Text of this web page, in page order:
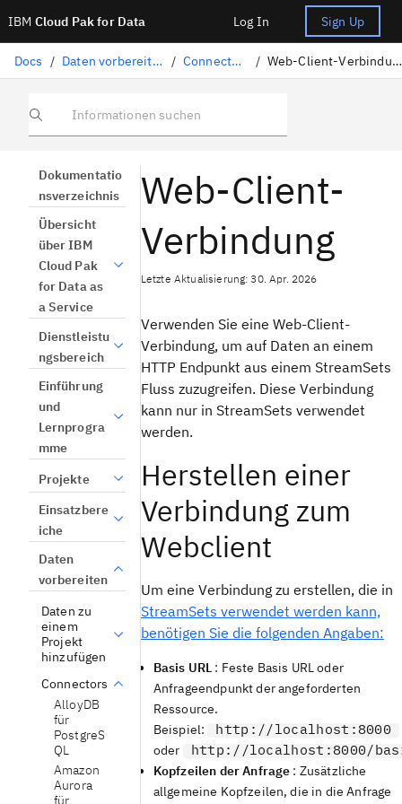
IBM Cloud Pak for Data Log In Sign Up
Docs / Daten vorbereiten / Connectors / Web-Client-Verbindung
Informationen suchen
Dokumentatio
nsverzeichnis
Übersicht
über IBM
Cloud Pak
for Data as
a Service
Dienstleistu
ngsbereich
Einführung
und
Lernprogra
mme
Projekte
Einsatzbere
iche
Daten
vorbereiten
Daten zu
einem
Projekt
hinzufügen
Connectors
AlloyDB
für
PostgreS
QL
Amazon
Aurora
für
Web-Client-
Verbindung
Letzte Aktualisierung: 30. Apr. 2026
Verwenden Sie eine Web-Client-
Verbindung, um auf Daten an einem
HTTP Endpunkt aus einem StreamSets
Fluss zuzugreifen. Diese Verbindung
kann nur in StreamSets verwendet
werden.
Herstellen einer
Verbindung zum
Webclient
Um eine Verbindung zu erstellen, die in
StreamSets verwendet werden kann,
benötigen Sie die folgenden Angaben:
Basis URL : Feste Basis URL oder
Anfrageendpunkt der angeforderten
Ressource.
Beispiel:
http://localhost:8000
oder http://localhost:8000/
Kopfzeilen der Anfrage : Zusätzliche
allgemeine Kopfzeilen, die in die Anfrage